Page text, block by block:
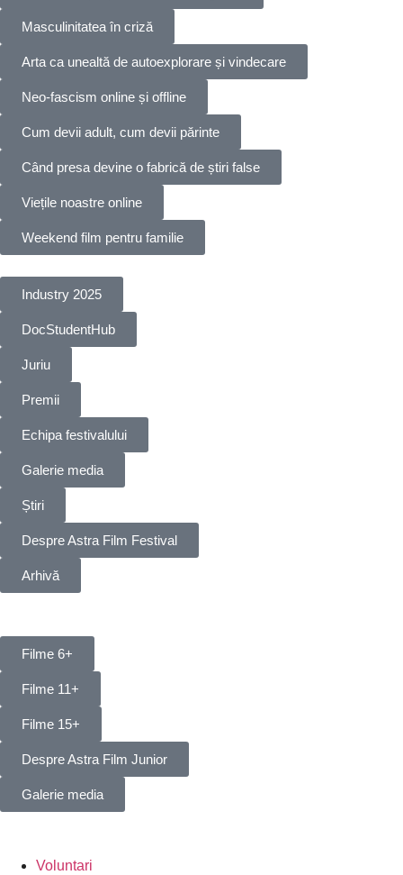
Masculinitatea în criză
Arta ca unealtă de autoexplorare și vindecare
Neo-fascism online și offline
Cum devii adult, cum devii părinte
Când presa devine o fabrică de știri false
Viețile noastre online
Weekend film pentru familie
Industry 2025
DocStudentHub
Juriu
Premii
Echipa festivalului
Galerie media
Știri
Despre Astra Film Festival
Arhivă
Filme 6+
Filme 11+
Filme 15+
Despre Astra Film Junior
Galerie media
Voluntari